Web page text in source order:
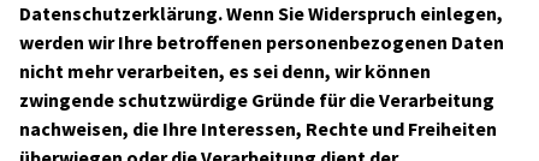
Datenschutzerklärung. Wenn Sie Widerspruch einlegen,
werden wir Ihre betroffenen personenbezogenen Daten
nicht mehr verarbeiten, es sei denn, wir können
zwingende schutzwürdige Gründe für die Verarbeitung
nachweisen, die Ihre Interessen, Rechte und Freiheiten